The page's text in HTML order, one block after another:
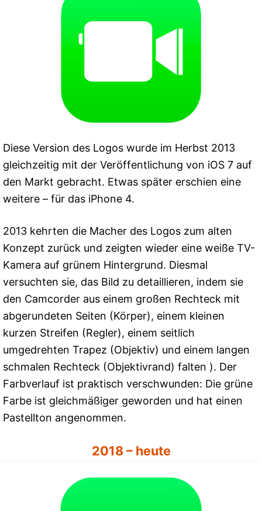
Diese Version des Logos wurde im Herbst 2013
gleichzeitig mit der Veröffentlichung von iOS 7 auf
den Markt gebracht. Etwas später erschien eine
weitere – für das iPhone 4.
2013 kehrten die Macher des Logos zum alten
Konzept zurück und zeigten wieder eine weiße TV-
Kamera auf grünem Hintergrund. Diesmal
versuchten sie, das Bild zu detaillieren, indem sie
den Camcorder aus einem großen Rechteck mit
abgerundeten Seiten (Körper), einem kleinen
kurzen Streifen (Regler), einem seitlich
umgedrehten Trapez (Objektiv) und einem langen
schmalen Rechteck (Objektivrand) falten ). Der
Farbverlauf ist praktisch verschwunden: Die grüne
Farbe ist gleichmäßiger geworden und hat einen
Pastellton angenommen.
2018 – heute